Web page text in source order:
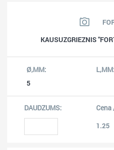
KAUSUZGRIEZNIS
5
1.25